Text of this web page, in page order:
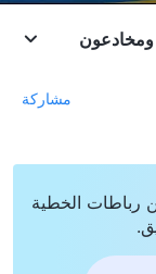
ومخادعون
مشاركة
رباطات الخطية